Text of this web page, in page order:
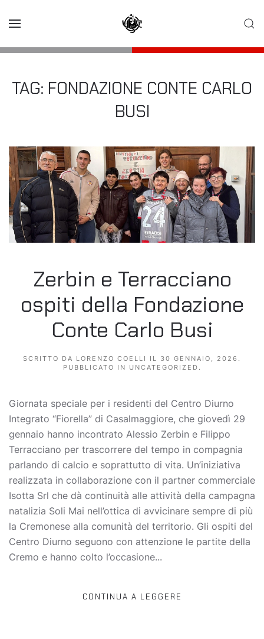
TAG: FONDAZIONE CONTE CARLO
BUSI
Zerbin e Terracciano
ospiti della Fondazione
Conte Carlo Busi
SCRITTO DA LORENZO COELLI IL 30 GENNAIO, 2026 .
PUBBLICATO IN UNCATEGORIZED .
Giornata speciale per i residenti del Centro Diurno
Integrato “Fiorella” di Casalmaggiore, che giovedì 29
gennaio hanno incontrato Alessio Zerbin e Filippo
Terracciano per trascorrere del tempo in compagnia
parlando di calcio e soprattutto di vita. Un’iniziativa
realizzata in collaborazione con il partner commerciale
Isotta Srl che dà continuità alle attività della campagna
natalizia Soli Mai nell’ottica di avvicinare sempre di più
la Cremonese alla comunità del territorio. Gli ospiti del
Centro Diurno seguono con attenzione le partite della
Cremo e hanno colto l’occasione...
CONTINUA A LEGGERE